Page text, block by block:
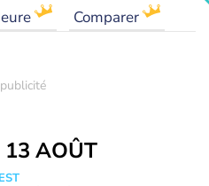
Comparer
13 AOÛT